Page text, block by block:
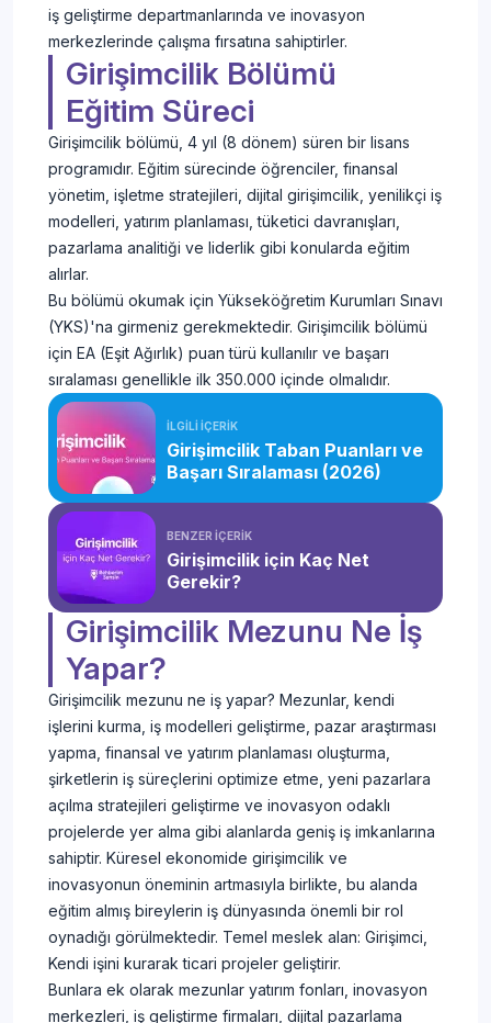
iş geliştirme departmanlarında ve inovasyon
merkezlerinde çalışma fırsatına sahiptirler.
Girişimcilik Bölümü
Eğitim Süreci
Girişimcilik bölümü, 4 yıl (8 dönem) süren bir lisans
programıdır. Eğitim sürecinde öğrenciler, finansal
yönetim, işletme stratejileri, dijital girişimcilik, yenilikçi iş
modelleri, yatırım planlaması, tüketici davranışları,
pazarlama analitiği ve liderlik gibi konularda eğitim
alırlar.
Bu bölümü okumak için Yükseköğretim Kurumları Sınavı
(YKS)'na girmeniz gerekmektedir. Girişimcilik bölümü
için EA (Eşit Ağırlık) puan türü kullanılır ve başarı
sıralaması genellikle ilk 350.000 içinde olmalıdır.
İLGİLİ İÇERİK
Girişimcilik Taban Puanları ve
Başarı Sıralaması (2026)
BENZER İÇERİK
Girişimcilik için Kaç Net
Gerekir?
Girişimcilik Mezunu Ne İş
Yapar?
Girişimcilik mezunu ne iş yapar? Mezunlar, kendi
işlerini kurma, iş modelleri geliştirme, pazar araştırması
yapma, finansal ve yatırım planlaması oluşturma,
şirketlerin iş süreçlerini optimize etme, yeni pazarlara
açılma stratejileri geliştirme ve inovasyon odaklı
projelerde yer alma gibi alanlarda geniş iş imkanlarına
sahiptir. Küresel ekonomide girişimcilik ve
inovasyonun öneminin artmasıyla birlikte, bu alanda
eğitim almış bireylerin iş dünyasında önemli bir rol
oynadığı görülmektedir. Temel meslek alan: Girişimci,
Kendi işini kurarak ticari projeler geliştirir.
Bunlara ek olarak mezunlar yatırım fonları, inovasyon
merkezleri, iş geliştirme firmaları, dijital pazarlama